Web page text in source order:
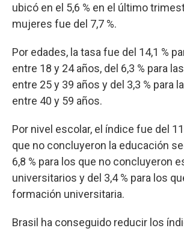
ubicó en el 5,6 % en el último
mujeres fue del 7,7 %.
Por edades, la tasa fue del 14,1 %
entre 18 y 24 años, del 6,3 % para
entre 25 y 39 años y del 3,3 % para
entre 40 y 59 años.
Por nivel escolar, el índice fue del
que no concluyeron la educación
6,8 % para los que no concluyeron
universitarios y del 3,4 % para los
formación universitaria.
Brasil ha conseguido reducir los